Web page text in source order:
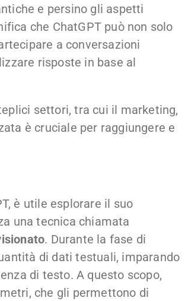
e persino gli aspetti
che ChatGPT può non solo
a conversazioni
risposte in base al
settori, tra cui il marketing,
è cruciale per raggiungere e
è utile esplorare il suo
una tecnica chiamata
. Durante la fase di
di dati testuali, imparando
di testo. A questo scopo,
che gli permettono di